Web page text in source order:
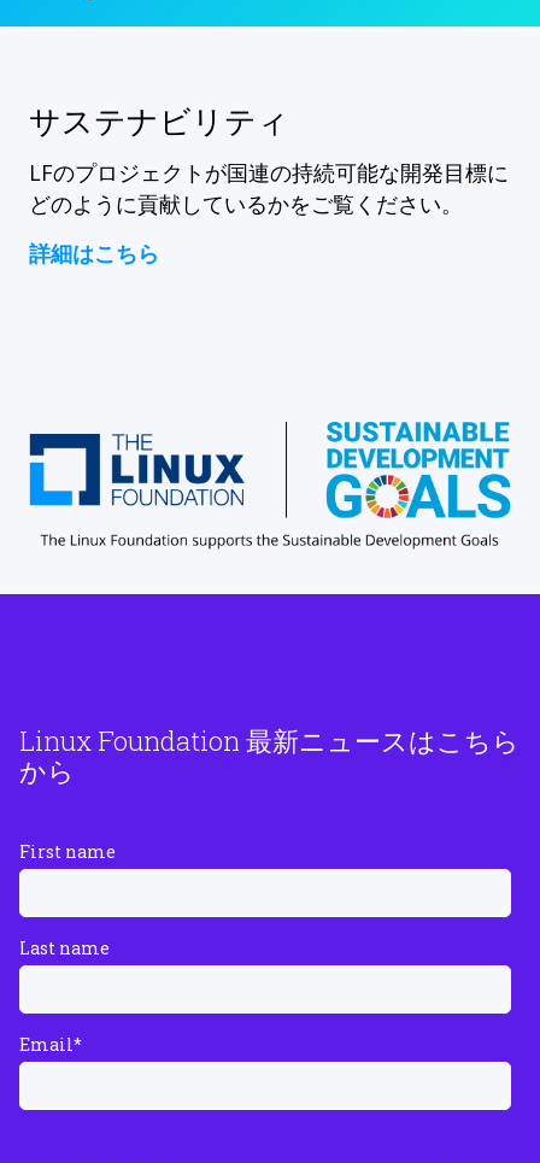
サステナビリティ
LFのプロジェクトが国連の持続可能な開発目標に
どのように貢献しているかをご覧ください。
詳細はこちら
Linux Foundation 最新ニュースはこちら
から
First name
Last name
Email*